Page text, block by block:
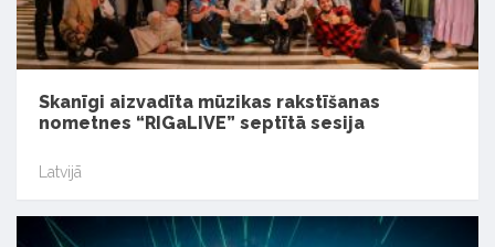
Skanīgi aizvadīta mūzikas rakstīšanas
nometnes “RIGaLIVE” septītā sesija
Latvijā